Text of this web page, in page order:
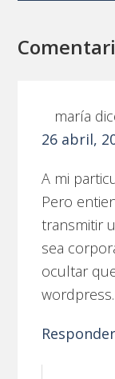
maría
26 abril,
A mi
Pero
transmitir
sea
ocultar
Responder